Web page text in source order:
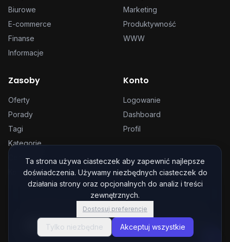
Biurowe
E-commerce
Finanse
Informacje
Marketing
Produktywność
WWW
Zasoby
Oferty
Porady
Tagi
Kategorie
Cennik
Kontakt
Konto
Logowanie
Dashboard
Profil
2026Niezbędnik. Wszystkie prawa zastrzeżone.
Ustawienia ciasteczekPolityka prywatnościRegulamin
Ta strona używa ciasteczek aby zapewnić najlepsze
doświadczenia. Używamy niezbędnych ciasteczek do
działania strony oraz opcjonalnych do analiz i treści
zewnętrznych.
Dostosuj preferencje
Tylko niezbędne Akceptuj wszystkie